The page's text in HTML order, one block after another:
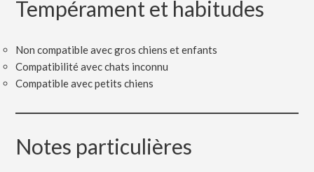
Tempérament et habitudes
Non compatible avec gros chiens et enfants
Compatibilité avec chats inconnu
Compatible avec petits chiens
Notes particulières